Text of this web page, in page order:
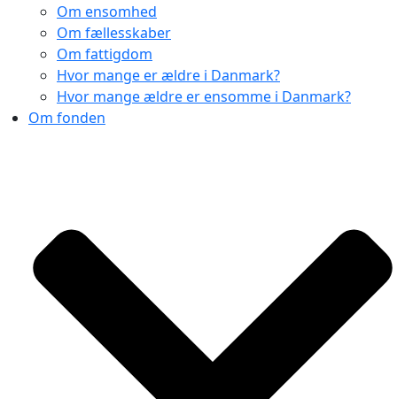
Om ensomhed
Om fællesskaber
Om fattigdom
Hvor mange er ældre i Danmark?
Hvor mange ældre er ensomme i Danmark?
Om fonden